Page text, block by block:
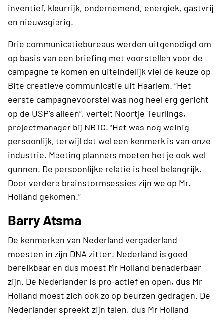
inventief, kleurrijk, ondernemend, energiek, gastvrij
en nieuwsgierig.
Drie communicatiebureaus werden uitgenodigd om
op basis van een briefing met voorstellen voor de
campagne te komen en uiteindelijk viel de keuze op
Bite creatieve communicatie uit Haarlem. “Het
eerste campagnevoorstel was nog heel erg gericht
op de USP’s alleen”, vertelt Noortje Teurlings,
projectmanager bij NBTC. “Het was nog weinig
persoonlijk, terwijl dat wel een kenmerk is van onze
industrie. Meeting planners moeten het je ook wel
gunnen. De persoonlijke relatie is heel belangrijk.
Door verdere brainstormsessies zijn we op Mr.
Holland gekomen.”
Barry Atsma
De kenmerken van Nederland vergaderland
moesten in zijn DNA zitten. Nederland is goed
bereikbaar en dus moest Mr Holland benaderbaar
zijn. De Nederlander is pro-actief en open, dus Mr
Holland moest zich ook zo op beurzen gedragen. De
Nederlander spreekt zijn talen, dus Mr Holland